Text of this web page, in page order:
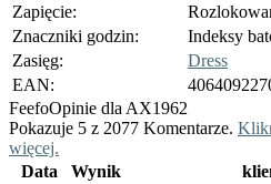
Zapięcie:
Znaczniki godzin:
Indeksy
Zasięg:
Dress
EAN:
FeefoOpinie dla AX1962
Pokazuje 5 z 2077 Komentarze.
więcej.
Data
Wynik